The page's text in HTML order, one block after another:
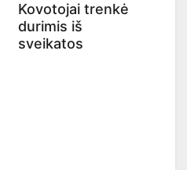
Kovotojai trenkė
durimis iš
sveikatos